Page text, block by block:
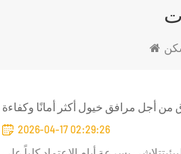
أجل مرافق خيول أكثر أمانًا وكفاءة
2026-04-17 02:29:26